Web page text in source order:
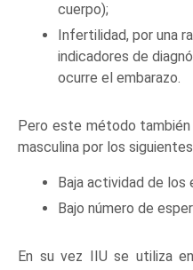
cuerpo);
Infertilidad, por una
indicadores de
ocurre el embarazo.
Pero este método
masculina por los
Baja actividad de los
Bajo número de
En su vez IIU se utiliza